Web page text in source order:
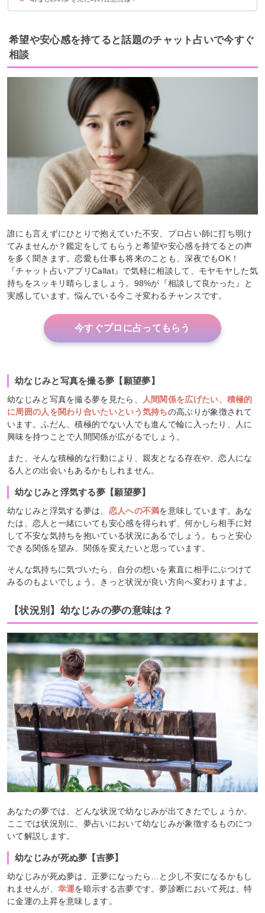
吉夢なら話さず警告夢や凶夢は人に話す
希望や安心感を持てると話題のチャット占いで今すぐ
相談
誰にも言えずにひとりで抱えていた不安、プロ占い師に打ち明け
てみませんか？鑑定をしてもらうと希望や安心感を持てるとの声
を多く聞きます。恋愛も仕事も将来のことも、深夜でもOK！
『チャット占いアプリCallat』で気軽に相談して、モヤモヤした気
持ちをスッキリ晴らしましょう。98%が『相談して良かった』と
実感しています。悩んでいる今こそ変わるチャンスです。
今すぐプロに占ってもらう
幼なじみと写真を撮る夢【願望夢】
幼なじみと写真を撮る夢を見たら、
人間関係を広げたい、積極的
に周囲の人を関わり合いたいという気持ちの高ぶりが象徴されて
います。ふだん、積極的でない人でも進んで輪に入ったり、人に
興味を持つことで人間関係が広がるでしょう。
また、そんな積極的な行動により、親友となる存在や、恋人にな
る人との出会いもあるかもしれません。
幼なじみと浮気する夢【願望夢】
幼なじみと浮気する夢は、 恋人への不満を意味しています。あな
たは、恋人と一緒にいても安心感を得られず、何かしら相手に対
して不安な気持ちを抱いている状況にあるでしょう。もっと安心
できる関係を望み、関係を変えたいと思っています。
そんな気持ちに気づいたら、自分の想いを素直に相手にぶつけて
みるのもよいでしょう。きっと状況が良い方向へ変わりますよ。
【状況別】幼なじみの夢の意味は？
あなたの夢では、どんな状況で幼なじみが出てきたでしょうか。
ここでは状況別に、夢占いにおいて幼なじみが象徴するものにつ
いて解説します。
幼なじみが死ぬ夢【吉夢】
幼なじみが死ぬ夢は、正夢になったら…と少し不安になるかもし
れませんが、 幸運を暗示する吉夢です。夢診断において死は、特
に金運の上昇を意味します。